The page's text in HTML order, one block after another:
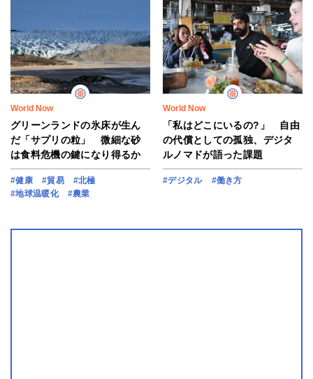
World Now
グリーンランドの氷床が生ん
だ「サプリの粒」 微細な砂
は食料危機の鍵になり得るか
#健康 #貿易
#北極
#地球温暖化
#農業
World Now
「私はどこにいるの?」 自由
の代償としての孤独、デジタ
ルノマドが語った課題
#デジタル #働き方